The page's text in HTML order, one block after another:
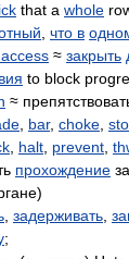
that a whole
что в
≈ закрыть
to block
≈
bar, choke
halt prevent
прохождение
задерживать
;